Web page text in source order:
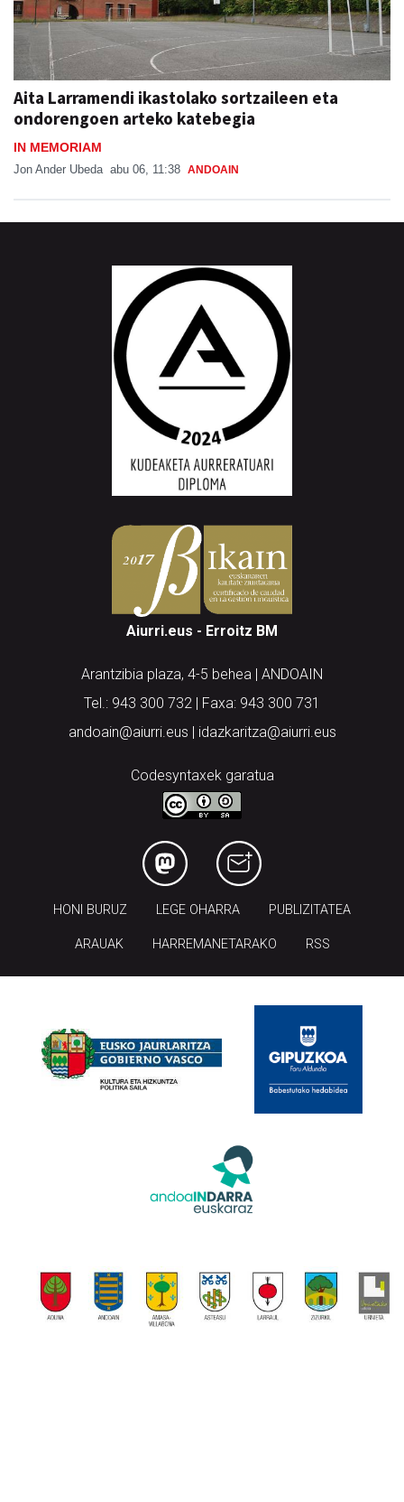
Aita Larramendi ikastolako sortzaileen eta
ondorengoen arteko katebegia
IN MEMORIAM
Jon Ander Ubeda abu 06, 11:38 ANDOAIN
Aiurri.eus - Erroitz BM
Arantzibia plaza, 4-5 behea | ANDOAIN
Tel.: 943 300 732 | Faxa: 943 300 731
andoain@aiurri.eus | idazkaritza@aiurri.eus
Codesyntaxek garatua
HONI BURUZ LEGE OHARRA PUBLIZITATEA
ARAUAK HARREMANETARAKO RSS